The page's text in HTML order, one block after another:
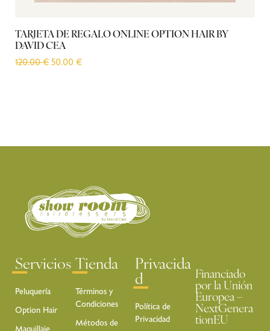
TARJETA DE REGALO ONLINE OPTION HAIR BY
DAVID CEA
120.00€ 50.00 €
Servicios
Peluquería
Option Hair
Tienda
Términos y
Condiciones
Métodos de
Privacida
d
Política de
Privacidad
Financiado
por la Unión
Europea –
NextGenera
tionEU